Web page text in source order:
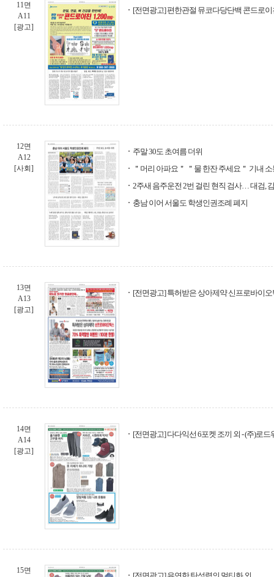
11면
A11
[광고]
[전면광고] 편한관절 뮤코다당단백 콘드로이
12면
A12
[사회]
주말 30도 초여름 더위
＂머리 아파요＂ ＂물 한잔 주세요＂ 기내
2주새 음주운전 2번 걸린 현직 검사… 대검,
충남 이어 서울도 학생인권조례 폐지
13면
A13
[광고]
[전면광고] 특허받은 상아제약 신프로바이오
14면
A14
[광고]
[전면광고] 다다익선 6포켓 조끼 외 - (주)로드
15면